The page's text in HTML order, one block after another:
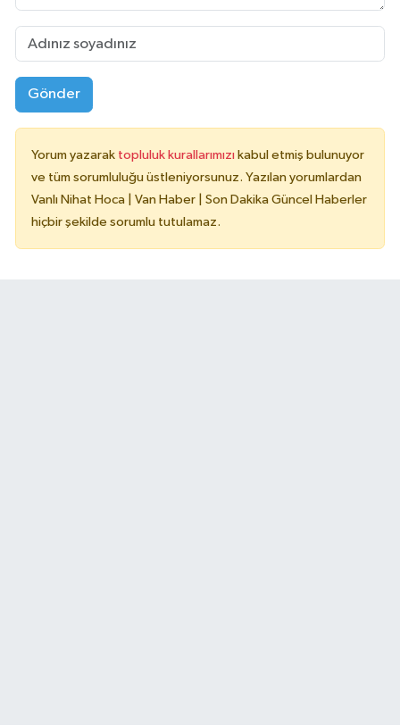
Gönder
Yorum yazarak topluluk kurallarımızı kabul etmiş bulunuyor
ve tüm sorumluluğu üstleniyorsunuz. Yazılan yorumlardan
Vanlı Nihat Hoca | Van Haber | Son Dakika Güncel Haberler
hiçbir şekilde sorumlu tutulamaz.